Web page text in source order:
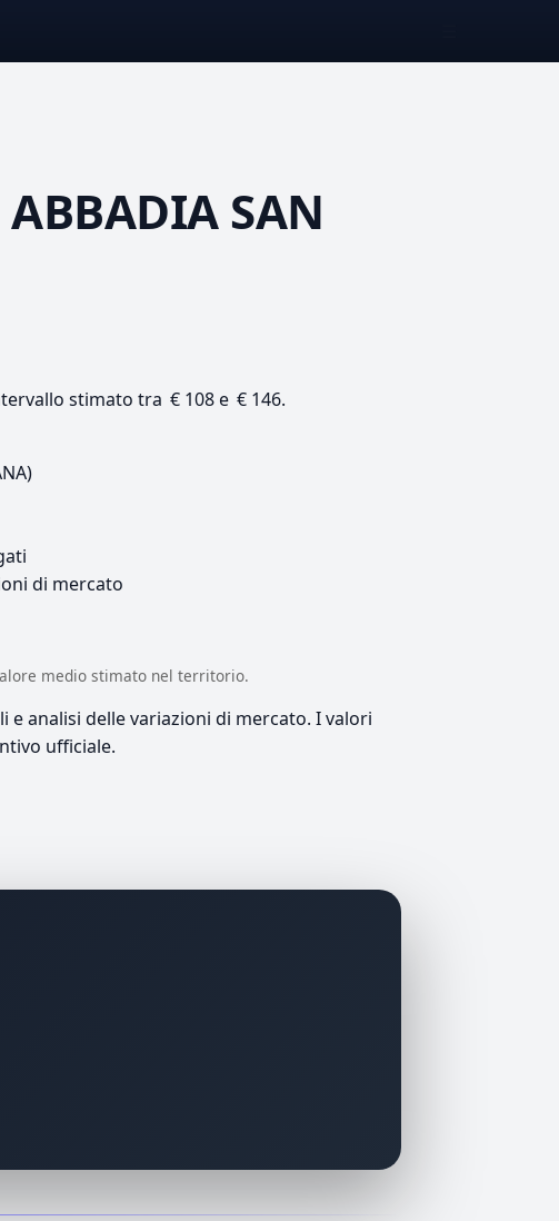
SAN
stimato tra € 108 e € 146.
di mercato
medio stimato nel territorio.
analisi delle variazioni di mercato. I valori
ufficiale.